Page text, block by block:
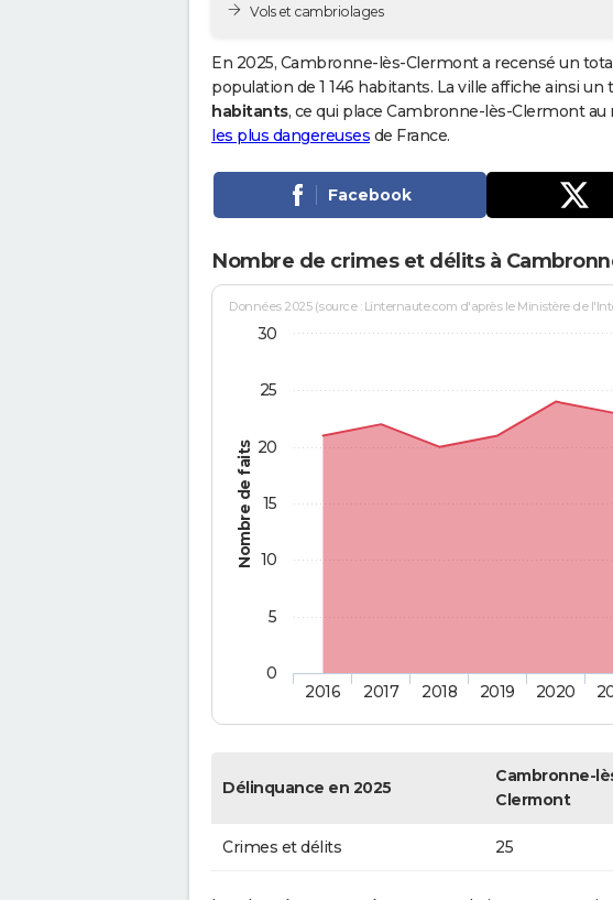
Vols et cambriolages
En 2025, Cambronne-lès-Clermont a recensé un
population de 1 146 habitants. La ville affiche ainsi
habitants, ce qui place Cambronne-lès-Clermont au
les plus dangereuses de France.
Facebook
Nombre de crimes et délits à
Nombre de faits
Données 2025 (source : Linternaute.com d'après le Ministère de
2016 2017 2018 2019 2020
0
5
10
15
20
25
30
Délinquance en 2025
Cambronne-
Clermont
Crimes et délits 25